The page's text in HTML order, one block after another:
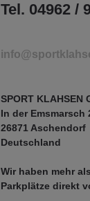
Tel. 04962 /
SPORT KLAHSEN
In der Emsmarsch
26871 Aschendorf
Deutschland
Wir haben mehr als
Parkplätze direkt